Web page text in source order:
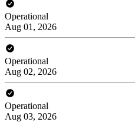
Operational
Aug 01, 2026
Operational
Aug 02, 2026
Operational
Aug 03, 2026